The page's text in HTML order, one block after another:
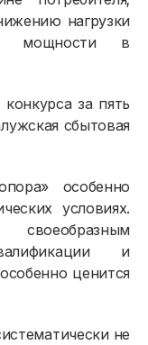
нагрузки
мощности в
за пять
сбытовая
особенно
условиях.
и
ценится
не